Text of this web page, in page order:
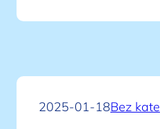
2025-01-18Bez